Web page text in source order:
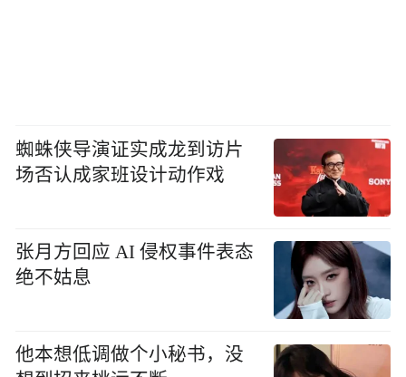
蜘蛛侠导演证实成龙到访片
场否认成家班设计动作戏
张月方回应 AI 侵权事件表态
绝不姑息
他本想低调做个小秘书，没